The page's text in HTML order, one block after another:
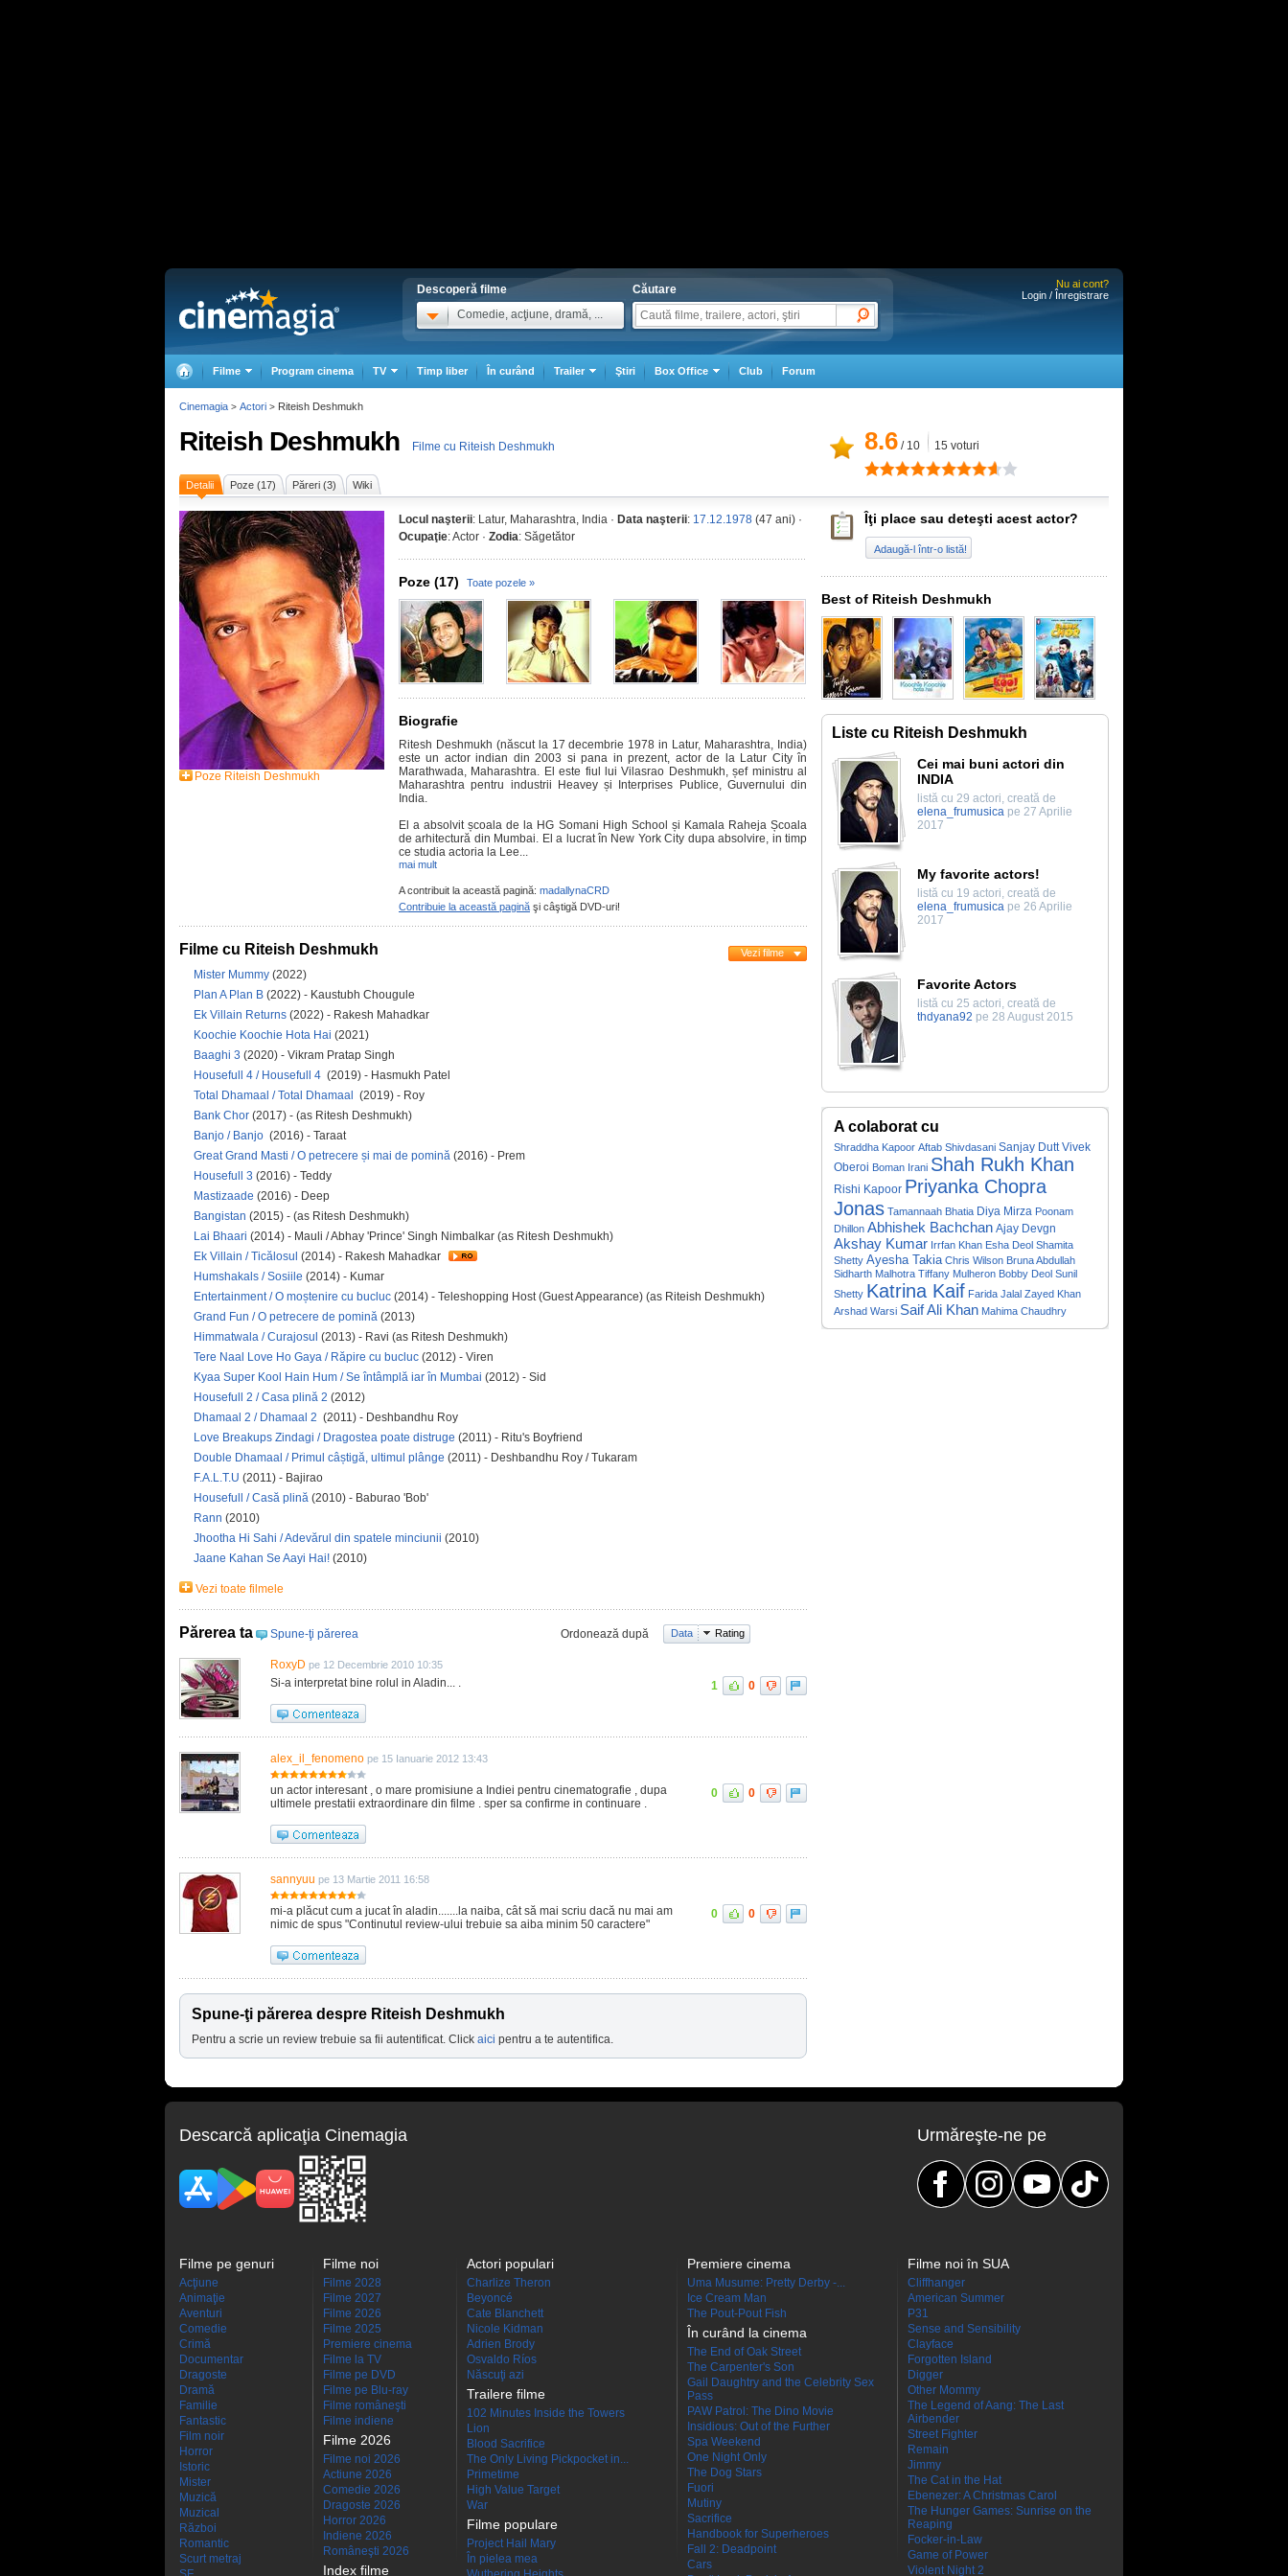
Descoperă filme
Comedie, acţiune, dramă, ...
Căutare
Nu ai cont?
Login / Înregistrare
Filme Program cinema TV Timp liber În curând Trailer Ştiri Box Office Club Forum
Riteish Deshmukh Filme cu Riteish Deshmukh 8.6 / 10 15 voturi
Detalii Poze (17) Păreri (3) Wiki
Poze Riteish Deshmukh
Locul naşterii: Latur, Maharashtra, India · Data naşterii: 17.12.1978 (47 ani) ·
Ocupaţie: Actor · Zodia: Săgetător
Poze (17) Toate pozele »
Biografie
Ritesh Deshmukh (născut la 17 decembrie 1978 in Latur, Maharashtra, India)
este un actor indian din 2003 si pana in prezent, actor de la Latur City în
Marathwada, Maharashtra. El este fiul lui Vilasrao Deshmukh, șef ministru al
Maharashtra pentru industrii Heavey și Interprises Publice, Guvernului din
India.
El a absolvit școala de la HG Somani High School și Kamala Raheja Școala
de arhitectură din Mumbai. El a lucrat în New York City dupa absolvire, in timp
ce studia actoria la Lee...
mai mult
A contribuit la această pagină: madallynaCRD
Contribuie la această pagină şi câştigă DVD-uri!
Filme cu Riteish Deshmukh Vezi filme
Mister Mummy (2022)
Plan A Plan B (2022) - Kaustubh Chougule
Ek Villain Returns (2022) - Rakesh Mahadkar
Koochie Koochie Hota Hai (2021)
Baaghi 3 (2020) - Vikram Pratap Singh
Housefull 4 / Housefull 4 (2019) - Hasmukh Patel
Total Dhamaal / Total Dhamaal
(2019) - Roy
Bank Chor (2017) - (as Ritesh Deshmukh)
Banjo / Banjo (2016) - Taraat
Great Grand Masti / O petrecere și mai de pomină (2016) - Prem
Housefull 3 (2016) - Teddy
Mastizaade (2016) - Deep
Bangistan (2015) - (as Ritesh Deshmukh)
Lai Bhaari (2014) - Mauli / Abhay 'Prince' Singh Nimbalkar (as Ritesh Deshmukh)
Ek Villain / Ticălosul (2014) - Rakesh Mahadkar
Humshakals / Sosiile (2014) - Kumar
Entertainment / O moștenire cu bucluc (2014) - Teleshopping Host (Guest Appearance) (as Riteish Deshmukh)
Grand Fun / O petrecere de pomină (2013)
Himmatwala / Curajosul (2013) - Ravi (as Ritesh Deshmukh)
Tere Naal Love Ho Gaya / Răpire cu bucluc (2012) - Viren
Kyaa Super Kool Hain Hum / Se întâmplă iar în Mumbai (2012) - Sid
Housefull 2 / Casa plină 2 (2012)
Dhamaal 2 / Dhamaal 2 (2011) - Deshbandhu Roy
Love Breakups Zindagi / Dragostea poate distruge (2011) - Ritu's Boyfriend
Double Dhamaal / Primul câștigă, ultimul plânge (2011) - Deshbandhu Roy / Tukaram
F.A.L.T.U (2011) - Bajirao
Housefull / Casă plină (2010) - Baburao 'Bob'
Rann (2010)
Jhootha Hi Sahi / Adevărul din spatele minciunii (2010)
Jaane Kahan Se Aayi Hai! (2010)
Vezi toate filmele
Părerea ta Spune-ţi părerea Ordonează după Data Rating
RoxyD pe 12 Decembrie 2010 10:35
Si-a interpretat bine rolul in Aladin... . 1 0
alex_il_fenomeno pe 15 Ianuarie 2012 13:43
un actor interesant , o mare promisiune a Indiei pentru cinematografie , dupa
ultimele prestatii extraordinare din filme . sper sa confirme in continuare .
0 0
sannyuu pe 13 Martie 2011 16:58
mi-a plăcut cum a jucat în aladin.......la naiba, cât să mai scriu dacă nu mai am
nimic de spus "Continutul review-ului trebuie sa aiba minim 50 caractere"
0 0
Spune-ţi părerea despre Riteish Deshmukh
Pentru a scrie un review trebuie sa fii autentificat. Click aici pentru a te autentifica.
Îţi place sau deteşti acest actor?
Adaugă-l într-o listă!
Best of Riteish Deshmukh
Liste cu Riteish Deshmukh
Cei mai buni actori din
INDIA
listă cu 29 actori, creată de
elena_frumusica pe 27 Aprilie
2017
My favorite actors!
listă cu 19 actori, creată de
elena_frumusica pe 26 Aprilie
2017
Favorite Actors
listă cu 25 actori, creată de
thdyana92 pe 28 August 2015
A colaborat cu
Shraddha Kapoor Aftab Shivdasani Sanjay Dutt Vivek
Oberoi Boman Irani Shah Rukh Khan
Rishi Kapoor Priyanka Chopra
Jonas Tamannaah Bhatia Diya Mirza Poonam
Dhillon Abhishek Bachchan Ajay Devgn
Akshay Kumar Irrfan Khan Esha Deol Shamita
Shetty Ayesha Takia Chris Wilson Bruna Abdullah
Sidharth Malhotra Tiffany Mulheron Bobby Deol Sunil
Shetty Katrina Kaif Farida Jalal Zayed Khan
Arshad Warsi Saif Ali Khan Mahima Chaudhry
Cinemagia > Actori > Riteish Deshmukh
Descarcă aplicaţia Cinemagia Urmăreşte-ne pe
Filme pe genuri
Acţiune
Animaţie
Aventuri
Comedie
Crimă
Documentar
Dragoste
Dramă
Familie
Fantastic
Film noir
Horror
Istoric
Mister
Muzică
Muzical
Război
Romantic
Scurt metraj
Filme noi
Filme 2028
Filme 2027
Filme 2026
Filme 2025
Premiere cinema
Filme la TV
Filme pe DVD
Filme pe Blu-ray
Filme româneşti
Filme indiene
Filme 2026
Filme noi 2026
Actiune 2026
Comedie 2026
Dragoste 2026
Horror 2026
Indiene 2026
Româneşti 2026
Index filme
Actori populari
Charlize Theron
Beyoncé
Cate Blanchett
Nicole Kidman
Adrien Brody
Osvaldo Ríos
Născuţi azi
Trailere filme
102 Minutes Inside the Towers
Lion
Blood Sacrifice
The Only Living Pickpocket in...
Primetime
High Value Target
War
Filme populare
Project Hail Mary
În pielea mea
Premiere cinema
Uma Musume: Pretty Derby -...
Ice Cream Man
The Pout-Pout Fish
În curând la cinema
The End of Oak Street
The Carpenter's Son
Gail Daughtry and the Celebrity Sex
Pass
PAW Patrol: The Dino Movie
Insidious: Out of the Further
Spa Weekend
One Night Only
The Dog Stars
Fuori
Mutiny
Sacrifice
Handbook for Superheroes
Fall 2: Deadpoint
Cars
Filme noi în SUA
Cliffhanger
American Summer
P31
Sense and Sensibility
Clayface
Forgotten Island
Digger
Other Mommy
The Legend of Aang: The Last
Airbender
Street Fighter
Remain
Jimmy
The Cat in the Hat
Ebenezer: A Christmas Carol
The Hunger Games: Sunrise on the
Reaping
Focker-in-Law
Game of Power
Violent Night 2